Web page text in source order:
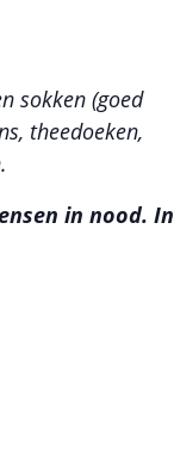
sokken (goed
theedoeken,
in nood. In